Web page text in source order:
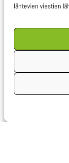
lähtevien viestien